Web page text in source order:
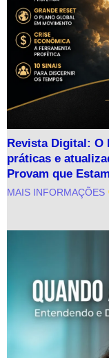
Revista Digital: O
práticas e
Provam que
MAIS INFORMAÇÕES